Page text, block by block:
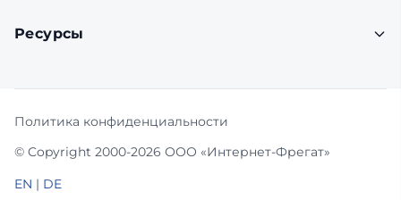
Ресурсы
© Copyright 2000-2026 ООО «Интернет-Фрегат»
EN | DE
Политика конфиденциальности